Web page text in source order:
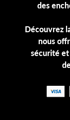
des
Découvrez
nous
sécurité